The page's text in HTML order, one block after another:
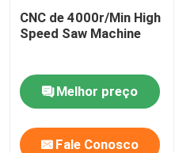
Sobre nós
Excursão da fábrica
Controle da qualidade
CNC de 4000r/Min High
Speed Saw Machine
Melhor preço
Fale Conosco